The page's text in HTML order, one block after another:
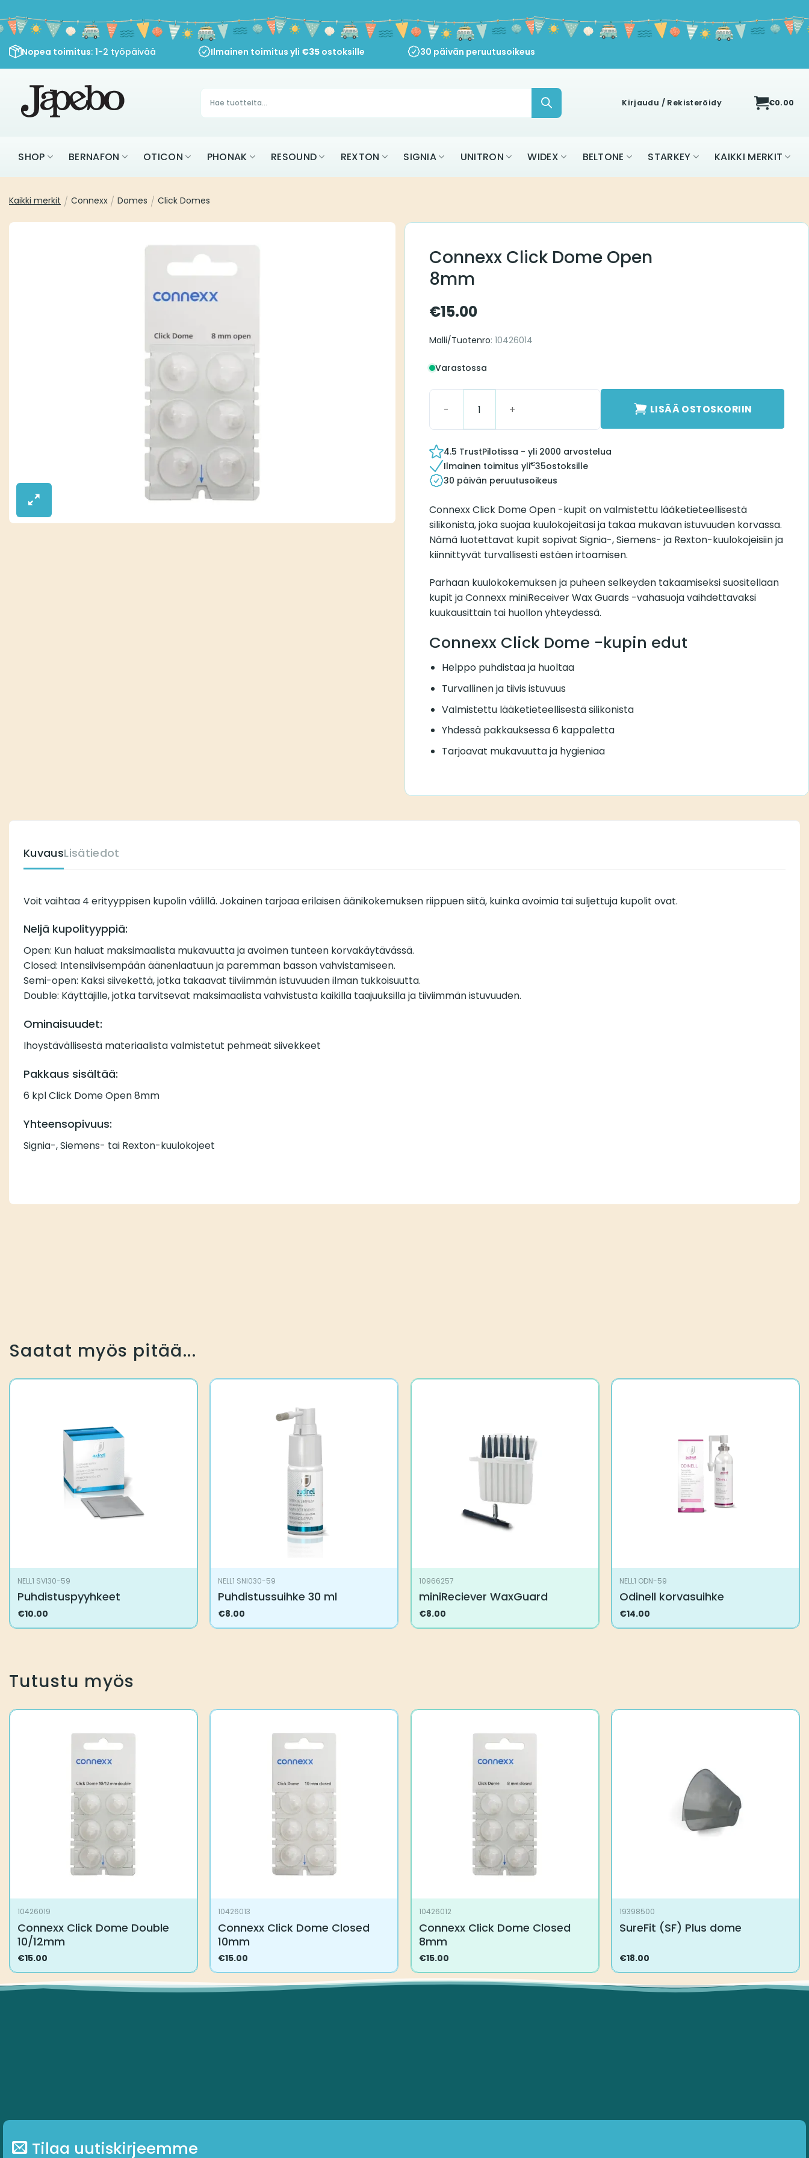
sisältöön
Nopea toimitus: 1-2 työpäivää Ilmainen toimitus yli €35 ostoksille 30 päivän peruutusoikeus
Products
search Kirjaudu / Rekisteröidy €0.00
SHOP BERNAFON OTICON PHONAK RESOUND REXTON SIGNIA UNITRON WIDEX BELTONE STARKEY KAIKKI MERKIT
Kaikki merkit / Connexx / Domes / Click Domes
Connexx Click Dome Open
8mm
€15.00
Malli/Tuotenro: 10426014
Varastossa
LISÄÄ OSTOSKORIIN
4.5 TrustPilotissa - yli 2000 arvostelua
Ilmainen toimitus yli€35ostoksille
30 päivän peruutusoikeus
Connexx Click Dome Open -kupit on valmistettu lääketieteellisestä
silikonista, joka suojaa kuulokojeitasi ja takaa mukavan istuvuuden korvassa.
Nämä luotettavat kupit sopivat Signia-, Siemens- ja Rexton-kuulokojeisiin ja
kiinnittyvät turvallisesti estäen irtoamisen.
Parhaan kuulokokemuksen ja puheen selkeyden takaamiseksi suositellaan
kupit ja Connexx miniReceiver Wax Guards -vahasuoja vaihdettavaksi
kuukausittain tai huollon yhteydessä.
Connexx Click Dome -kupin edut
Helppo puhdistaa ja huoltaa
Turvallinen ja tiivis istuvuus
Valmistettu lääketieteellisestä silikonista
Yhdessä pakkauksessa 6 kappaletta
Tarjoavat mukavuutta ja hygieniaa
KuvausLisätiedot
Voit vaihtaa 4 erityyppisen kupolin välillä. Jokainen tarjoaa erilaisen äänikokemuksen riippuen siitä, kuinka avoimia tai suljettuja kupolit ovat.
Neljä kupolityyppiä:
Open: Kun haluat maksimaalista mukavuutta ja avoimen tunteen korvakäytävässä.
Closed: Intensiivisempään äänenlaatuun ja paremman basson vahvistamiseen.
Semi-open: Kaksi siivekettä, jotka takaavat tiiviimmän istuvuuden ilman tukkoisuutta.
Double: Käyttäjille, jotka tarvitsevat maksimaalista vahvistusta kaikilla taajuuksilla ja tiiviimmän istuvuuden.
Ominaisuudet:
Ihoystävällisestä materiaalista valmistetut pehmeät siivekkeet
Pakkaus sisältää:
6 kpl Click Dome Open 8mm
Yhteensopivuus:
Signia-, Siemens- tai Rexton-kuulokojeet
Saatat myös pitää...
NELL1 SVI30-59
Puhdistuspyyhkeet
€10.00
NELL1 SNI030-59
Puhdistussuihke 30 ml
€8.00
10966257
miniReciever WaxGuard
€8.00
NELL1 ODN-59
Odinell korvasuihke
€14.00
Tutustu myös
10426019
Connexx Click Dome Double
10/12mm
€15.00
10426013
Connexx Click Dome Closed
10mm
€15.00
10426012
Connexx Click Dome Closed
8mm
€15.00
19398500
SureFit (SF) Plus dome
€18.00
Tilaa uutiskirjeemme